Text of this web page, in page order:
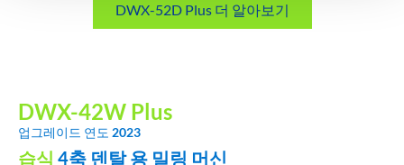
DWX-52D Plus 더 알아보기
DWX-42W Plus
업그레이드 연도 2023
습식 4축 덴탈 용 밀링 머신